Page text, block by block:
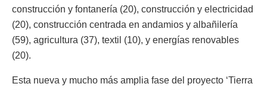
construcción y fontanería (20), construcción y electricidad
(20), construcción centrada en andamios y albañilería
(59), agricultura (37), textil (10), y energías renovables
(20).
Esta nueva y mucho más amplia fase del proyecto ‘Tierra